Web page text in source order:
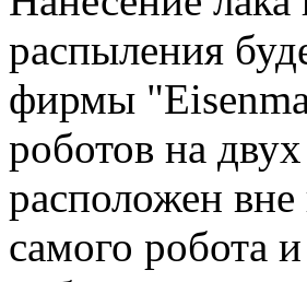
распыления
фирмы
роботов на
расположен
самого робота